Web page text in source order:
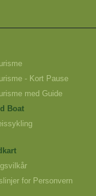
- Kort Pause
med Guide
Boat
for Personvern